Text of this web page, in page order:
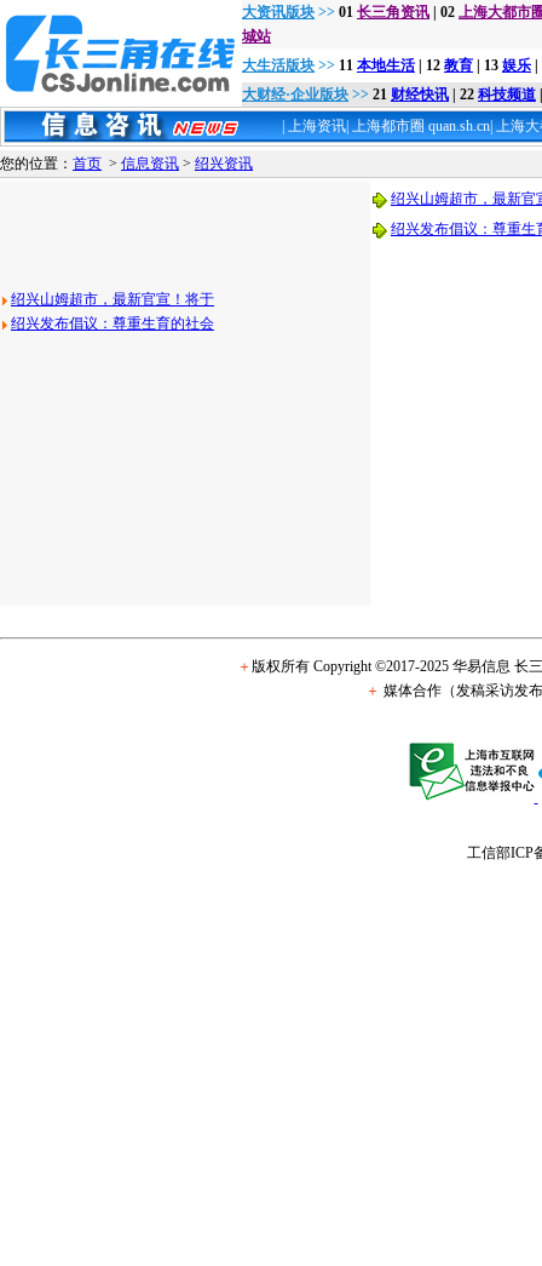
大资讯版块 >> 01 长三角资讯 | 02 上海大都市
城站
大生活版块 >> 11 本地生活 | 12 教育 | 13 娱乐
大财经·企业版块 >> 21 财经快讯 | 22 科技频道
上海资讯 上海都市圈 quan.sh.cn 上海大
您的位置： 首页 > 信息资讯 > 绍兴资讯
绍兴山姆超市，最新官宣！将于
绍兴发布倡议：尊重生育的社会
绍兴山姆超市，最新官
绍兴发布倡议：尊重生
＋版权所有 Copyright ©2017-2025 华易信息 长
＋ 媒体合作（发稿采访发
工信部ICP